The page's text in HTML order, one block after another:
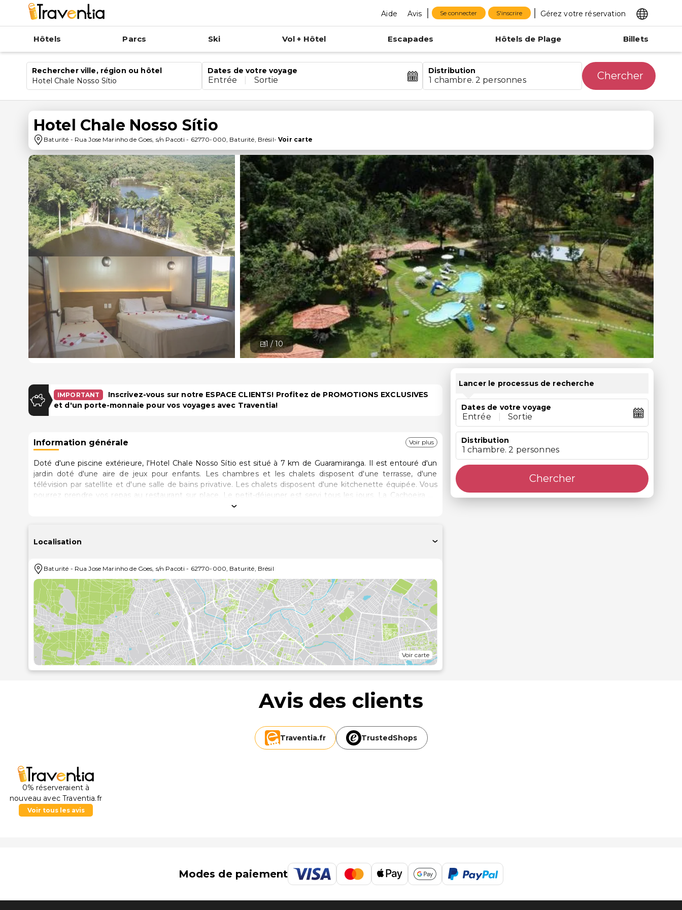
Aide Avis Se connecter S'inscrire Gérez votre réservation
Hôtels Parcs Ski Vol + Hôtel Escapades Hôtels de Plage Billets
Rechercher ville, région ou hôtel
Hotel Chale Nosso Sítio
Dates de votre voyage
Entrée Sortie
Distribution
1 chambre. 2 personnes Chercher
Hotel Chale Nosso Sítio
Baturité - Rua Jose Marinho de Goes, s/n Pacoti - 62770-000, Baturité, Brésil-Voir carte
1 /10
IMPORTANT
Inscrivez-vous sur notre ESPACE CLIENTS! Profitez de PROMOTIONS EXCLUSIVES
et d'un porte-monnaie pour vos voyages avec Traventia!
Information générale Voir plus
Doté d'une piscine extérieure, l'Hotel Chale Nosso Sítio est situé à 7 km de Guaramiranga. Il est entouré d'un
jardin doté d'une aire de jeux pour enfants. Les chambres et les chalets disposent d'une terrasse, d'une
télévision par satellite et d'une salle de bains privative. Les chalets disposent d'une kitchenette équipée. Vous
pourrez prendre vos repas au restaurant sur place. Le petit-déjeuner est servi tous les jours. La Cachoeira da
Veada se trouve à 6 km du Chale Nosso Sítio. L'aéroport international Pinto Martins de Fortaleza est implanté à
Localisation
Baturité - Rua Jose Marinho de Goes, s/n Pacoti - 62770-000, Baturité, Brésil
Voir carte
Lancer le processus de recherche
Dates de votre voyage
Entrée Sortie
Distribution
1 chambre. 2 personnes
Chercher
Avis des clients
Traventia.fr TrustedShops
0% réserveraient à
nouveau avec Traventia.fr
Voir tous les avis
Modes de paiement